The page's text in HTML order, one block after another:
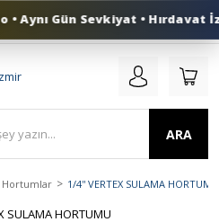
0 (553) 324 41 50
ARA
Hortumlar 1/4'' VERTEX SULAMA HORTUMU
Aynı Gün Sevkiyat • Hırdavat